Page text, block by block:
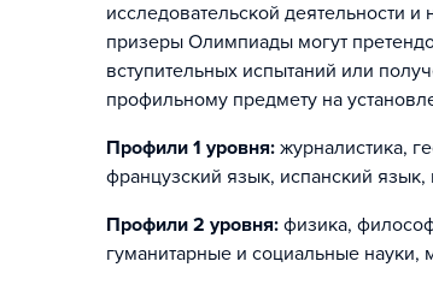
исследовательской деятельности
призеры Олимпиады могут
вступительных испытаний или
профильному предмету на
Профили 1 уровня: журналистика,
французский язык, испанский
Профили 2 уровня: физика,
гуманитарные и социальные науки,